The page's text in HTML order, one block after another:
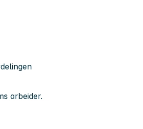
arbeider.